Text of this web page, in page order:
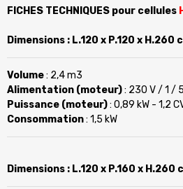
FICHES TECHNIQUES pour cellules
Dimensions : L.120 x P.120 x H.260
Volume: 2,4 m3
Alimentation (moteur): 230 V / 1 /
Puissance (moteur): 0,89 kW - 1,2
Consommation: 1,5 kW
Dimensions : L.120 x P.160 x H.260